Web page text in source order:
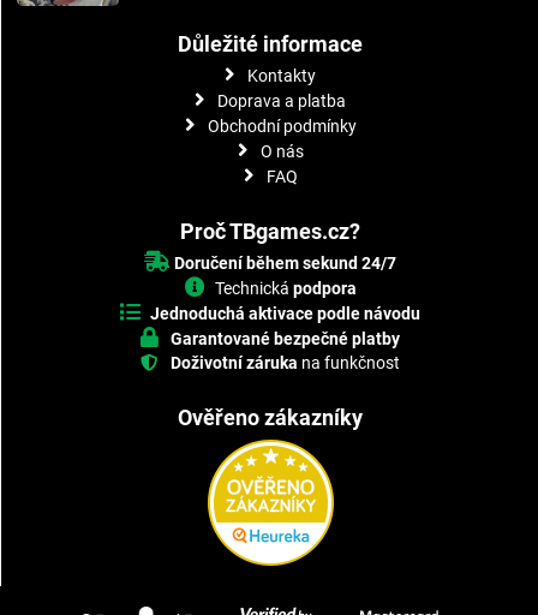
Důležité informace
Kontakty
Doprava a platba
Obchodní podmínky
O nás
FAQ
Proč TBgames.cz?
Doručení během sekund 24/7
Technická podpora
Jednoduchá aktivace podle návodu
Garantované bezpečné platby
Doživotní záruka na funkčnost
Ověřeno zákazníky